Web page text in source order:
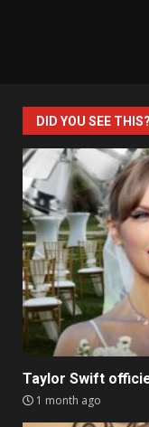
DID YOU SEE THIS?
Taylor Swift
1 month ago